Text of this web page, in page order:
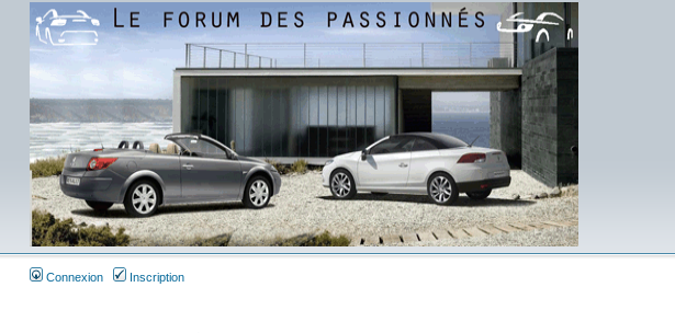
Connexion Inscription